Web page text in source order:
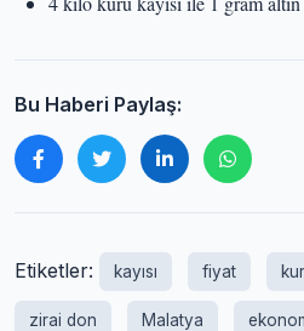
Bu Haberi Paylaş:
Etiketler: kayısı fiyat
zirai don Malatya